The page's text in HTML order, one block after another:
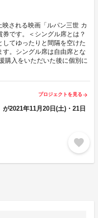
される映画「ルパン三世 カ
です。＜シングル席とは？
してゆったりと間隔を空けた
。シングル席は自由席とな
購入をいただいた後に個別に
プロジェクトを見る arrow_forward
2021年11月20日(土)・21日
favorite